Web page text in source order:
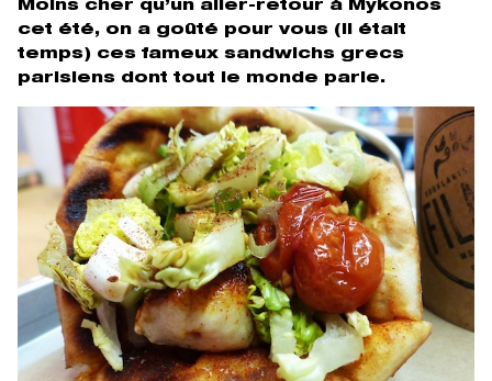
Moins cher qu’un aller-retour à Mykonos
cet été, on a goûté pour vous (il était
temps) ces fameux sandwichs grecs
parisiens dont tout le monde parle.